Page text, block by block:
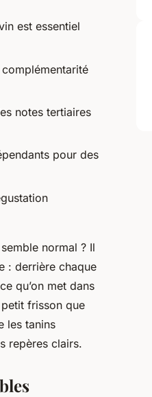
est essentiel
notes tertiaires
pour des
normal ? Il
: derrière chaque
qu’on met dans
petit frisson que
les tanins
repères clairs.